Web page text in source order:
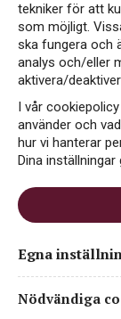
tekniker för att
som möjligt.
ska fungera och
analys och/eller
aktivera/
I vår
använder och
hur vi hanterar
Dina inställningar
Egna
Nödvändiga